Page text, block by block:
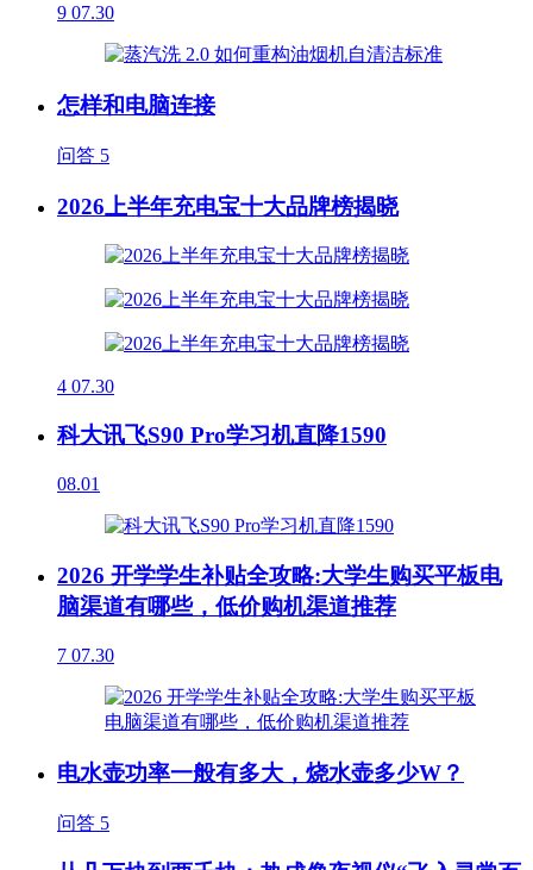
9 07.30
怎样和电脑连接
问答 5
2026上半年充电宝十大品牌榜揭晓
4 07.30
科大讯飞S90 Pro学习机直降1590
08.01
2026 开学学生补贴全攻略:大学生购买平板电
脑渠道有哪些，低价购机渠道推荐
7 07.30
电水壶功率一般有多大，烧水壶多少W？
问答 5